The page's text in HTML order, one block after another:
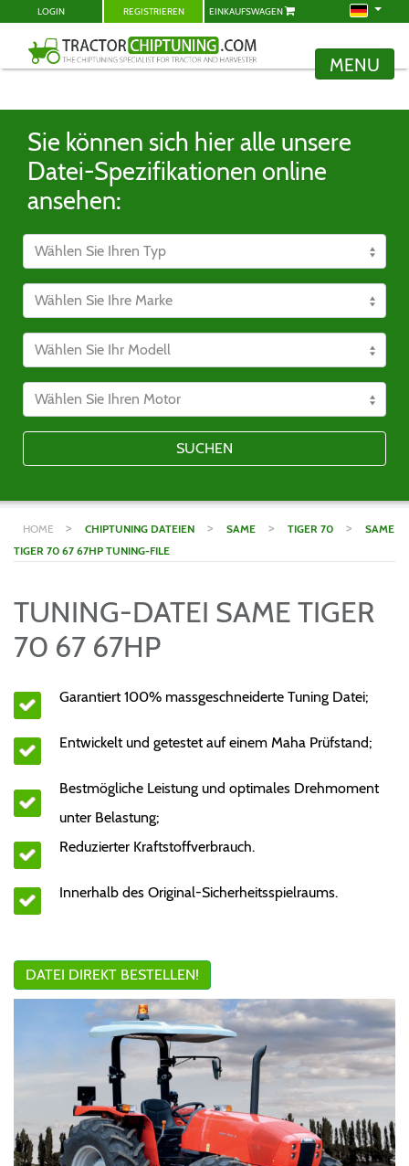
LOGIN REGISTRIEREN EINKAUFSWAGEN
MENU
Sie können sich hier alle unsere
Datei-Spezifikationen online
ansehen:
SUCHEN
HOME > CHIPTUNING DATEIEN > SAME > TIGER 70 >
SAME
TIGER 70 67 67HP TUNING-FILE
TUNING-DATEI SAME TIGER
70 67 67HP
Garantiert 100% massgeschneiderte Tuning Datei;
Entwickelt und getestet auf einem Maha Prüfstand;
Bestmögliche Leistung und optimales Drehmoment
unter Belastung;
Reduzierter Kraftstoffverbrauch.
Innerhalb des Original-Sicherheitsspielraums.
DATEI DIREKT BESTELLEN!